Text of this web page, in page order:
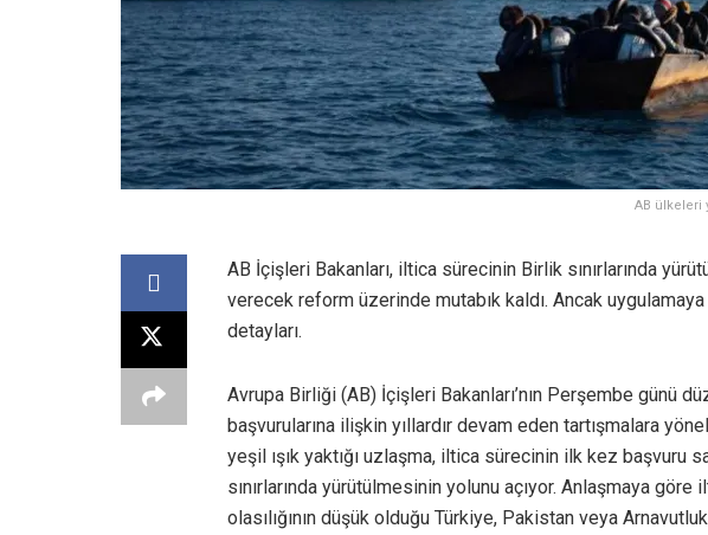
AB ülkeleri
AB İçişleri Bakanları, iltica sürecinin Birlik sınırlarında
verecek reform üzerinde mutabık kaldı. Ancak
detayları.
Avrupa Birliği (AB) İçişleri Bakanları’nın Perşembe günü
başvurularına ilişkin yıllardır devam eden tartışmalara
yeşil ışık yaktığı uzlaşma, iltica sürecinin ilk kez başvuru
sınırlarında yürütülmesinin yolunu açıyor. Anlaşmaya göre
olasılığının düşük olduğu Türkiye, Pakistan veya